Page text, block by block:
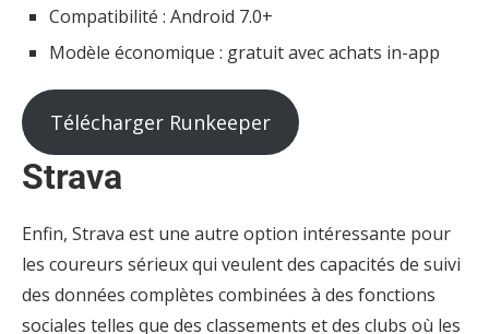
Compatibilité : Android 7.0+
Modèle économique : gratuit avec achats in-app
Télécharger Runkeeper
Strava
Enfin, Strava est une autre option intéressante pour
les coureurs sérieux qui veulent des capacités de suivi
des données complètes combinées à des fonctions
sociales telles que des classements et des clubs où les